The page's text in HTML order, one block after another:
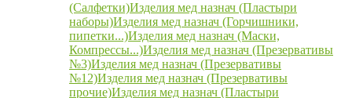
(Салфетки)Изделия мед назнач (Пластыри
наборы)Изделия мед назнач (Горчишники,
пипетки...)Изделия мед назнач (Маски,
Компрессы...)Изделия мед назнач (Презервативы
№3)Изделия мед назнач (Презервативы
№12)Изделия мед назнач (Презервативы
прочие)Изделия мед назнач (Пластыри